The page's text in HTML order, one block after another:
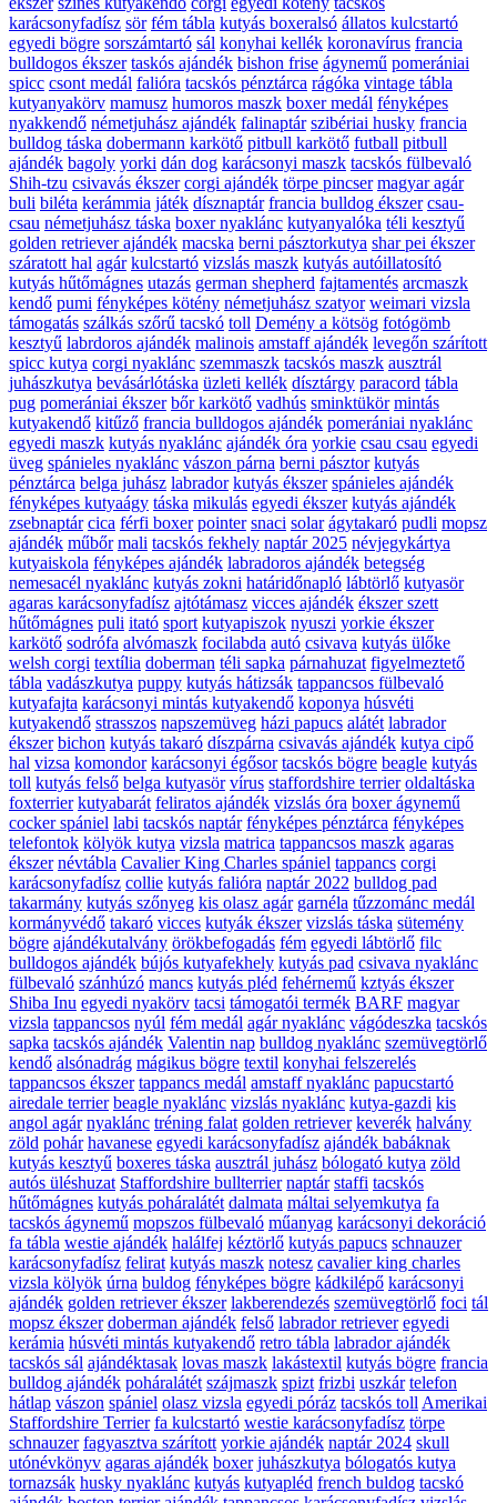
karácsonyfadísz sör fém tábla kutyás boxeralsó állatos kulcstartó
egyedi bögre sorszámtartó sál konyhai kellék koronavírus francia
bulldogos ékszer taskós ajándék bishon frise ágynemű pomerániai
spicc csont medál falióra tacskós pénztárca rágóka vintage tábla
kutyanyakörv mamusz humoros maszk boxer medál fényképes
nyakkendő németjuhász ajándék falinaptár szibériai husky francia
bulldog táska dobermann karkötő pitbull karkötő futball pitbull
ajándék bagoly yorki dán dog karácsonyi maszk tacskós fülbevaló
Shih-tzu csivavás ékszer corgi ajándék törpe pincser magyar agár
buli biléta kerámmia játék dísznaptár francia bulldog ékszer csau-
csau németjuhász táska boxer nyaklánc kutyanyalóka téli kesztyű
golden retriever ajándék macska berni pásztorkutya shar pei ékszer
száratott hal agár kulcstartó vizslás maszk kutyás autóillatosító
kutyás hűtőmágnes utazás german shepherd fajtamentés arcmaszk
kendő pumi fényképes kötény németjuhász szatyor weimari vizsla
támogatás szálkás szőrű tacskó toll Demény a kötsög fotógömb
kesztyű labrdoros ajándék malinois amstaff ajándék levegőn szárított
spicc kutya corgi nyaklánc szemmaszk tacskós maszk ausztrál
juhászkutya bevásárlótáska üzleti kellék dísztárgy paracord tábla
pug pomerániai ékszer bőr karkötő vadhús sminktükör mintás
kutyakendő kitűző francia bulldogos ajándék pomerániai nyaklánc
egyedi maszk kutyás nyaklánc ajándék óra yorkie csau csau egyedi
üveg spánieles nyaklánc vászon párna berni pásztor kutyás
pénztárca belga juhász labrador kutyás ékszer spánieles ajándék
fényképes kutyaágy táska mikulás egyedi ékszer kutyás ajándék
zsebnaptár cica férfi boxer pointer snaci solar ágytakaró pudli mopsz
ajándék műbőr mali tacskós fekhely naptár 2025 névjegykártya
kutyaiskola fényképes ajándék labradoros ajándék betegség
nemesacél nyaklánc kutyás zokni határidőnapló lábtörlő kutyasör
agaras karácsonyfadísz ajtótámasz vicces ajándék ékszer szett
hűtőmágnes puli itató sport kutyapiszok nyuszi yorkie ékszer
karkötő sodrófa alvómaszk focilabda autó csivava kutyás ülőke
welsh corgi textília doberman téli sapka párnahuzat figyelmeztető
tábla vadászkutya puppy kutyás hátizsák tappancsos fülbevaló
kutyafajta karácsonyi mintás kutyakendő koponya húsvéti
kutyakendő strasszos napszemüveg házi papucs alátét labrador
ékszer bichon kutyás takaró díszpárna csivavás ajándék kutya cipő
hal vizsa komondor karácsonyi égősor tacskós bögre beagle kutyás
toll kutyás felső belga kutyasör vírus staffordshire terrier oldaltáska
foxterrier kutyabarát feliratos ajándék vizslás óra boxer ágynemű
cocker spániel labi tacskós naptár fényképes pénztárca fényképes
telefontok kölyök kutya vizsla matrica tappancsos maszk agaras
ékszer névtábla Cavalier King Charles spániel tappancs corgi
karácsonyfadísz collie kutyás falióra naptár 2022 bulldog pad
takarmány kutyás szőnyeg kis olasz agár garnéla tűzzománc medál
kormányvédő takaró vicces kutyák ékszer vizslás táska sütemény
bögre ajándékutalvány örökbefogadás fém egyedi lábtörlő filc
bulldogos ajándék bújós kutyafekhely kutyás pad csivava nyaklánc
fülbevaló szánhúzó mancs kutyás pléd fehérnemű kztyás ékszer
Shiba Inu egyedi nyakörv tacsi támogatói termék BARF magyar
vizsla tappancsos nyúl fém medál agár nyaklánc vágódeszka tacskós
sapka tacskós ajándék Valentin nap bulldog nyaklánc szemüvegtörlő
kendő alsónadrág mágikus bögre textil konyhai felszerelés
tappancsos ékszer tappancs medál amstaff nyaklánc papucstartó
airedale terrier beagle nyaklánc vizslás nyaklánc kutya-gazdi kis
angol agár nyaklánc tréning falat golden retriever keverék halvány
zöld pohár havanese egyedi karácsonyfadísz ajándék babáknak
kutyás kesztyű boxeres táska ausztrál juhász bólogató kutya zöld
autós üléshuzat Staffordshire bullterrier naptár staffi tacskós
hűtőmágnes kutyás poháralátét dalmata máltai selyemkutya fa
tacskós ágynemű mopszos fülbevaló műanyag karácsonyi dekoráció
fa tábla westie ajándék halálfej kéztörlő kutyás papucs schnauzer
karácsonyfadísz felirat kutyás maszk notesz cavalier king charles
vizsla kölyök úrna buldog fényképes bögre kádkilépő karácsonyi
ajándék golden retriever ékszer lakberendezés szemüvegtörlő foci tál
mopsz ékszer doberman ajándék felső labrador retriever egyedi
kerámia húsvéti mintás kutyakendő retro tábla labrador ajándék
tacskós sál ajándéktasak lovas maszk lakástextil kutyás bögre francia
bulldog ajándék poháralátét szájmaszk spizt frizbi uszkár telefon
hátlap vászon spániel olasz vizsla egyedi póráz tacskós toll Amerikai
Staffordshire Terrier fa kulcstartó westie karácsonyfadísz törpe
schnauzer fagyasztva szárított yorkie ajándék naptár 2024 skull
utónévkönyv agaras ajándék boxer juhászkutya bólogatós kutya
tornazsák husky nyaklánc kutyás kutyapléd french buldog tacskó